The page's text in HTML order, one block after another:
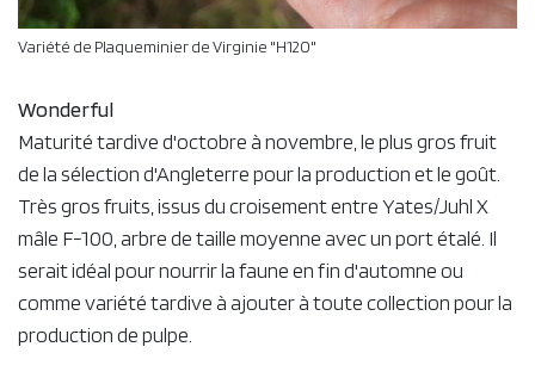
Variété de Plaqueminier de Virginie "H120"
Wonderful
Maturité tardive d'octobre à novembre, le plus gros fruit
de la sélection d'Angleterre pour la production et le goût.
Très gros fruits, issus du croisement entre Yates/Juhl X
mâle F-100, arbre de taille moyenne avec un port étalé. Il
serait idéal pour nourrir la faune en fin d'automne ou
comme variété tardive à ajouter à toute collection pour la
production de pulpe.